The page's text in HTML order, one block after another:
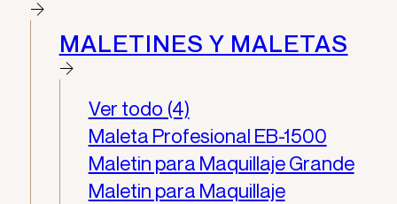
MALETINES Y MALETAS
Ver todo (4)
Maleta Profesional EB-1500
Maletin para Maquillaje Grande
Maletin para Maquillaje